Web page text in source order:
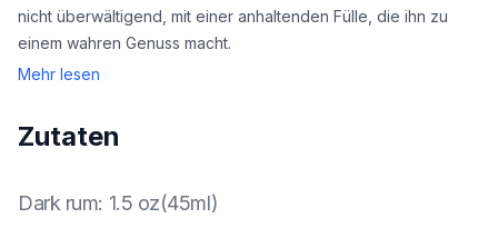
nicht überwältigend, mit einer anhaltenden Fülle, die ihn zu
einem wahren Genuss macht.
Mehr lesen
Zutaten
Dark rum: 1.5 oz(45ml)